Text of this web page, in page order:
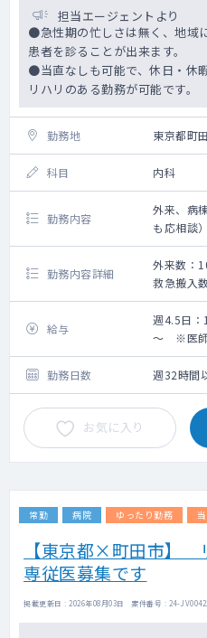
担当エージェントより
●急性期の忙しさは無く、地域
患者を診ることが出来ます。
●当直なしも可能で、休日・休
リハリのある勤務が可能です。
勤務地 東京都町
科目 内科
勤務内容
外来、病
も応相談）
勤務内容詳細
外来数：
救急搬入
外来、病
給与
週4.5日
～ ※医師
勤務日数 週32時間
お気に入り
常勤 病院 ゆったり勤務
【東京都×町田市】
専従医募集です
掲載更新日 : 2026年08月03日 案件番号 : 24-